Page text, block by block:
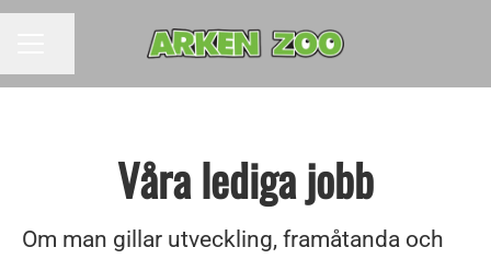
Våra lediga jobb
Om man gillar utveckling, framåtanda och